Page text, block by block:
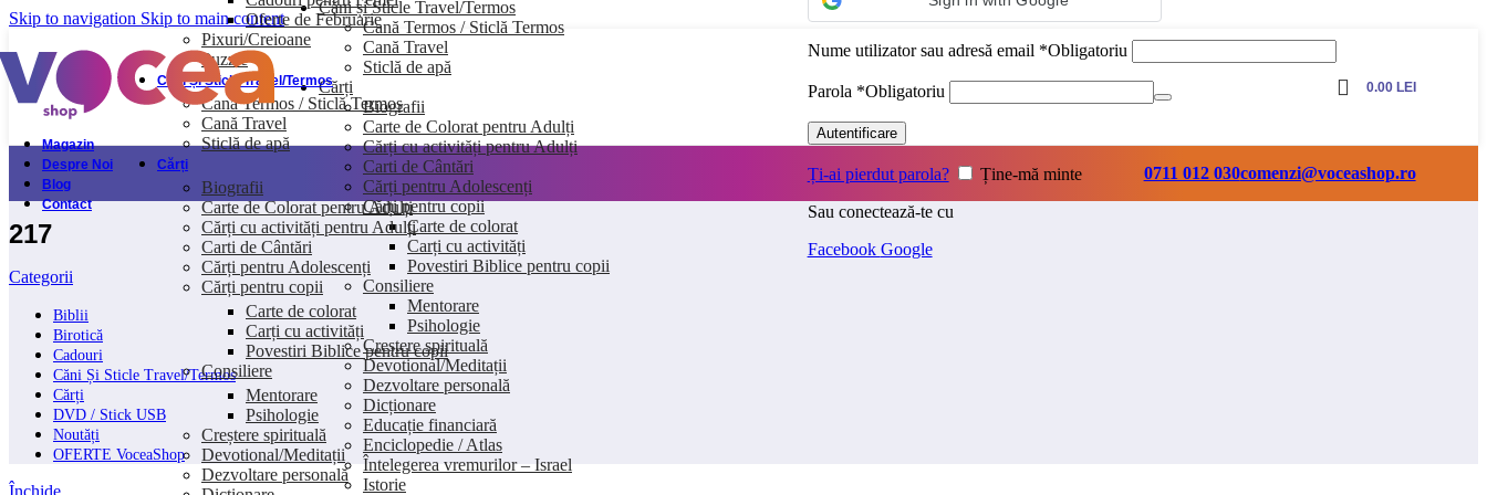
Skip to navigation Skip to main content
Căni și Sticle Travel/Termos
Cană Termos / Sticlă Termos
Cană Travel
Sticlă de apă
Cărți
Biografii
Carte de Colorat pentru Adulți
Cărți cu activități pentru Adulți
Carti de Cântări
Cărți pentru Adolescenți
Cărți pentru copii
Carte de colorat
Carți cu activități
Povestiri Biblice pentru copii
Consiliere
Mentorare
Psihologie
Creștere spirituală
Devotional/Meditații
Dezvoltare personală
Dicționare
Educație financiară
Enciclopedie / Atlas
Întelegerea vremurilor – Israel
Istorie
Nume utilizator sau adresă email *Obligatoriu
Parola *Obligatoriu
Autentificare
Ți-ai pierdut parola?
Ține-mă minte
Sau conectează-te cu
Facebook Google
0.00 LEI
Magazin
Despre Noi
Blog
Contact
Oferte de Februarie
Pixuri/Creioane
Puzzle
Căni Și Sticle Travel/Termos
Cană Termos / Sticlă Termos
Cană Travel
Sticlă de apă
Cărți
Biografii
Carte de Colorat pentru Adulți
Cărți cu activități pentru Adulți
Carti de Cântări
Cărți pentru Adolescenți
Cărți pentru copii
Carte de colorat
Carți cu activități
Povestiri Biblice pentru copii
Consiliere
Mentorare
Psihologie
Creștere spirituală
Devotional/Meditații
Dezvoltare personală
0711 012 030comenzi@voceashop.ro
217
Categorii
Biblii
Birotică
Cadouri
Căni Și Sticle Travel/Termos
Cărți
DVD / Stick USB
Noutăți
OFERTE VoceaShop